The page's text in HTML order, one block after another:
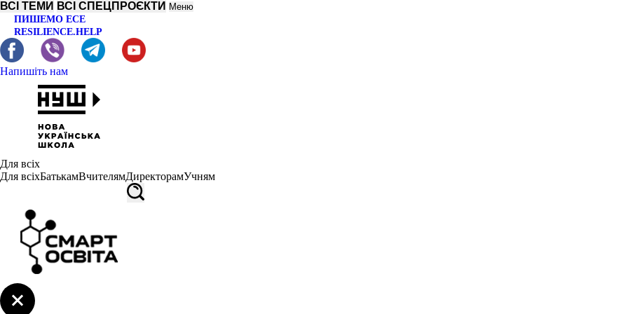
ВСІ ТЕМИ ВСІ СПЕЦПРОЄКТИ Меню
ПИШЕМО ЕСЕ
RESILIENCE.HELP
Напишіть нам
Для всіх
Для всіхБатькамВчителямДиректорамУчням